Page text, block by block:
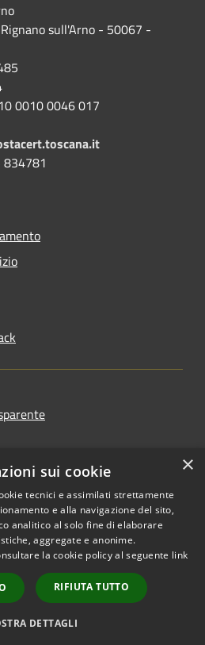
sull'Arno - 50067 -
0010 0046 017
834781
IBAN, CCP, fatturazione
elettronica e altri codici
×
sui cookie
tecnici e assimilati strettamente
e alla navigazione del sito,
analitico al solo fine di elaborare
aggregate e anonime.
la cookie policy al seguente link
RIFIUTA TUTTO
DETTAGLI